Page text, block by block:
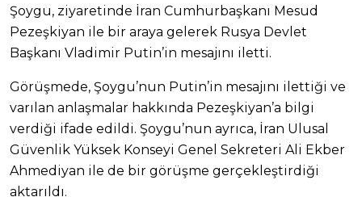
Şoygu, ziyaretinde İran Cumhurbaşkanı Mesud
Pezeşkiyan ile bir araya gelerek Rusya Devlet
Başkanı Vladimir Putin’in mesajını iletti.
Görüşmede, Şoygu’nun Putin’in mesajını ilettiği ve
varılan anlaşmalar hakkında Pezeşkiyan’a bilgi
verdiği ifade edildi. Şoygu’nun ayrıca, İran Ulusal
Güvenlik Yüksek Konseyi Genel Sekreteri Ali Ekber
Ahmediyan ile de bir görüşme gerçekleştirdiği
aktarıldı.